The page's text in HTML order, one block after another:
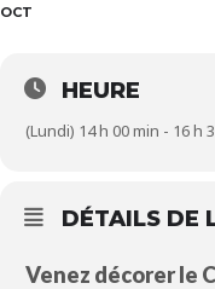
OCT
HEURE
(Lundi) 14 h 00 min - 16 h
DÉTAILS DE
Venez décorer le